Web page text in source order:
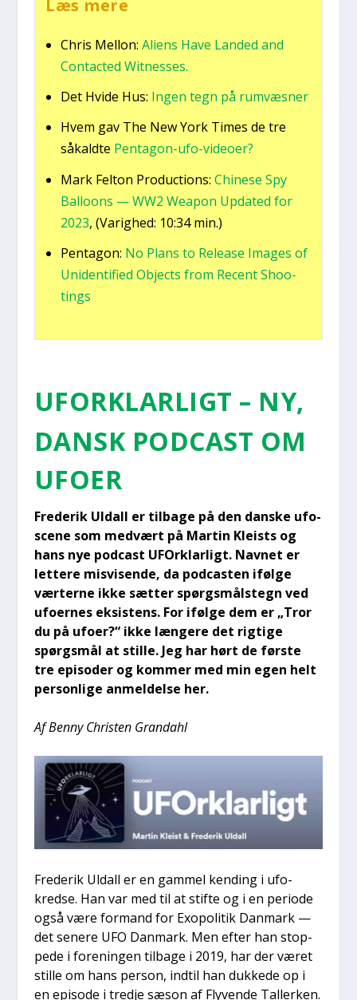
Læs mere
Chris Mel­lon: Ali­ens Have Lan­ded and
Con­ta­cted Wit­nes­ses.
Det Hvi­de Hus: Ingen tegn på rumvæs­ner
Hvem gav The New York Times de tre
såkald­te Pen­ta­gon-ufo-video­er?
Mark Felt­on Pro­ductions: Chin­e­se Spy
Bal­loons — WW2 Wea­pon Upda­ted for
2023, (Varig­hed: 10:34 min.)
Pen­ta­gon: No Plans to Relea­se Ima­ges of
Uni­den­ti­fied Objects from Recent Shoo­
tings
UFOR­KLAR­LIGT – NY,
DANSK PODCAST OM
UFO­ER
Fre­de­rik Uldall er til­ba­ge på den dan­ske ufo-
sce­ne som med­vært på Mar­tin Klei­sts og
hans nye podcast UFOr­klar­ligt. Nav­net er
let­te­re mis­vi­sen­de, da podca­sten iføl­ge
vær­ter­ne ikke sæt­ter spørgs­måls­tegn ved
ufo­er­nes eksi­stens. For iføl­ge dem er „Tror
du på ufo­er?“ ikke læn­ge­re det rig­ti­ge
spørgs­mål at stil­le. Jeg har hørt de før­ste
tre epi­so­der og kom­mer med min egen helt
per­son­li­ge anmel­del­se her.
Af Ben­ny Chri­sten Gran­da­hl
Fre­de­rik Uldall er en gam­mel ken­ding i ufo-
kred­se. Han var med til at stif­te og i en peri­o­de
også være for­mand for Exopo­li­tik Dan­mark —
det sene­re UFO Dan­mark. Men efter han stop­
pe­de i for­e­nin­gen til­ba­ge i 2019, har der været
stil­le om hans per­son, ind­til han duk­ke­de op i
en epi­so­de i tred­je sæson af Fly­ven­de Tal­ler­ken.